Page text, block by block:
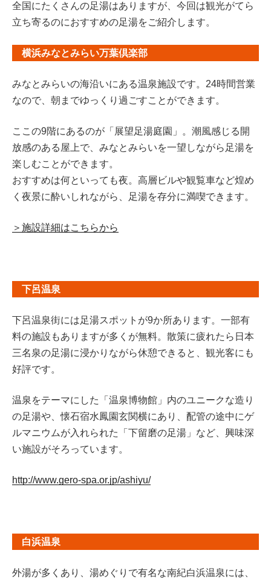
全国にたくさんの足湯はありますが、今回は観光がてら
立ち寄るのにおすすめの足湯をご紹介します。
横浜みなとみらい万葉倶楽部
みなとみらいの海沿いにある温泉施設です。24時間営業
なので、朝までゆっくり過ごすことができます。
ここの9階にあるのが「展望足湯庭園」。潮風感じる開
放感のある屋上で、みなとみらいを一望しながら足湯を
楽しむことができます。
おすすめは何といっても夜。高層ビルや観覧車など煌め
く夜景に酔いしれながら、足湯を存分に満喫できます。
＞施設詳細はこちらから
下呂温泉
下呂温泉街には足湯スポットが9か所あります。一部有
料の施設もありますが多くが無料。散策に疲れたら日本
三名泉の足湯に浸かりながら休憩できると、観光客にも
好評です。
温泉をテーマにした「温泉博物館」内のユニークな造り
の足湯や、懐石宿水鳳園玄関横にあり、配管の途中にゲ
ルマニウムが入れられた「下留磨の足湯」など、興味深
い施設がそろっています。
http://www.gero-spa.or.jp/ashiyu/
白浜温泉
外湯が多くあり、湯めぐりで有名な南紀白浜温泉には、